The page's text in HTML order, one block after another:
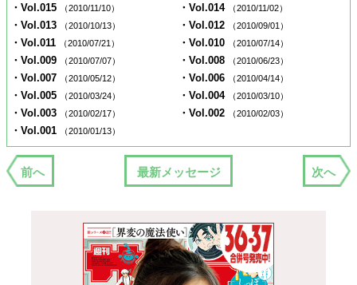
・Vol.015 （2010/11/10） ・Vol.014 （2010/11/02）
・Vol.013 （2010/10/13） ・Vol.012 （2010/09/01）
・Vol.011 （2010/07/21） ・Vol.010 （2010/07/14）
・Vol.009 （2010/07/07） ・Vol.008 （2010/06/23）
・Vol.007 （2010/05/12） ・Vol.006 （2010/04/14）
・Vol.005 （2010/03/24） ・Vol.004 （2010/03/10）
・Vol.003 （2010/02/17） ・Vol.002 （2010/02/03）
・Vol.001 （2010/01/13）
前へ 最新メッセージ 次へ